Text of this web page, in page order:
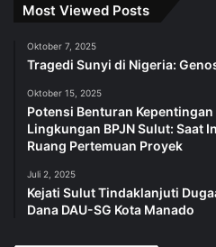
Most Viewed Posts
Oktober 7, 2025
Tragedi Sunyi di Nigeria:
Oktober 15, 2025
Potensi Benturan
Lingkungan BPJN Sulut: Saat
Ruang Pertemuan Proyek
Juli 2, 2025
Kejati Sulut Tindaklanjuti
Dana DAU-SG Kota Manado